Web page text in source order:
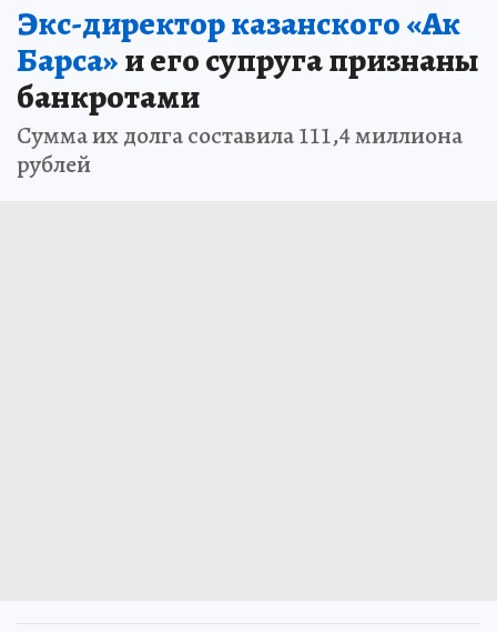
Экс-директор казанского «Ак
Барса»и его супруга признаны
банкротами
Сумма их долга составила 111,4 миллиона
рублей